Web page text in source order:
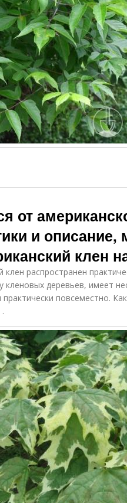
от
и
клен
распространен
кленовых деревьев, имеет
повсеместно.